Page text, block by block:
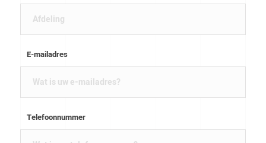
E-mailadres
Telefoonnummer